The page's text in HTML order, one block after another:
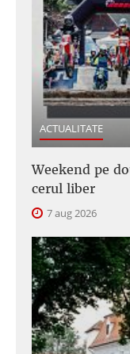
ACTUALITATE
Weekend pe
cerul liber
7 aug 2026